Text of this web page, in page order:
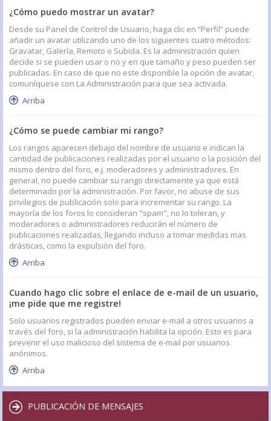
¿Cómo puedo mostrar un avatar?
Desde su Panel de Control de Usuario, haga clic en “Perfil” puede
añadir un avatar utilizando uno de los siguientes cuatro métodos:
Gravatar, Galería, Remoto o Subida. Es la administración quien
decide si se pueden usar o no y en que tamaño y peso pueden ser
publicadas. En caso de que no este disponible la opción de avatar,
comuníquese con La Administración para que sea activada.
Arriba
¿Cómo se puede cambiar mi rango?
Los rangos aparecen debajo del nombre de usuario e indican la
cantidad de publicaciones realizadas por el usuario o la posición del
mismo dentro del foro, e.j. moderadores y administradores. En
general, no puede cambiar su rango directamente ya que está
determinado por la administración. Por favor, no abuse de sus
privilegios de publicación solo para incrementar su rango. La
mayoría de los foros lo consideran "spam", no lo toleran, y
moderadores o administradores reducirán el número de
publicaciones realizadas, llegando incluso a tomar medidas mas
drásticas, como la expulsión del foro.
Arriba
Cuando hago clic sobre el enlace de e-mail de un usuario,
¡me pide que me registre!
Solo usuarios registrados pueden enviar e-mail a otros usuarios a
través del foro, si la administración habilita la opción. Esto es para
prevenir el uso malicioso del sistema de e-mail por usuarios
anónimos.
Arriba
PUBLICACIÓN DE MENSAJES